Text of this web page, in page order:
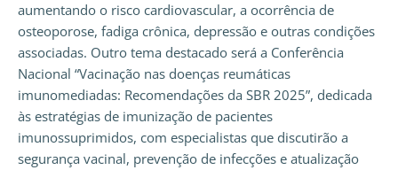
aumentando o risco cardiovascular, a ocorrência de
osteoporose, fadiga crônica, depressão e outras condições
associadas. Outro tema destacado será a Conferência
Nacional “Vacinação nas doenças reumáticas
imunomediadas: Recomendações da SBR 2025”, dedicada
às estratégias de imunização de pacientes
imunossuprimidos, com especialistas que discutirão a
segurança vacinal, prevenção de infecções e atualização